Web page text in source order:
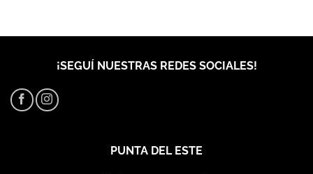
¡SEGUÍ NUESTRAS REDES SOCIALES!
PUNTA DEL ESTE